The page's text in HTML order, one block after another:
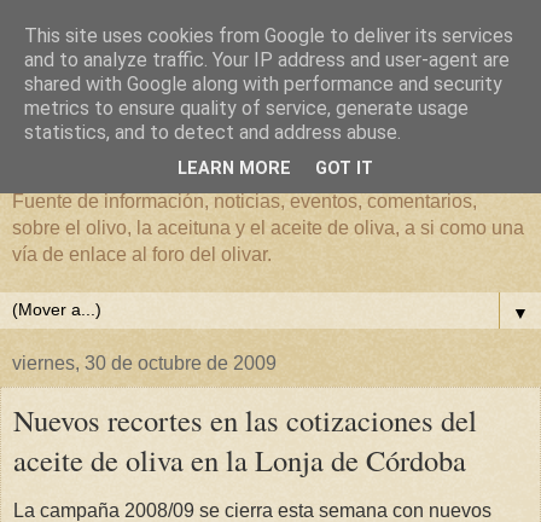
El mundo del Olivar
Fuente de información, noticias, eventos, comentarios,
sobre el olivo, la aceituna y el aceite de oliva, a si como una
vía de enlace al foro del olivar.
▼
viernes, 30 de octubre de 2009
Nuevos recortes en las cotizaciones del
aceite de oliva en la Lonja de Córdoba
La campaña 2008/09 se cierra esta semana con nuevos
This site uses cookies from Google to deliver its services
and to analyze traffic. Your IP address and user-agent are
shared with Google along with performance and security
metrics to ensure quality of service, generate usage
statistics, and to detect and address abuse.
LEARN MORE GOT IT